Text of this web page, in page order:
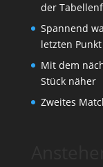
der
Spannend
letzten Punkt
Mit dem
Stück näher
Zweites